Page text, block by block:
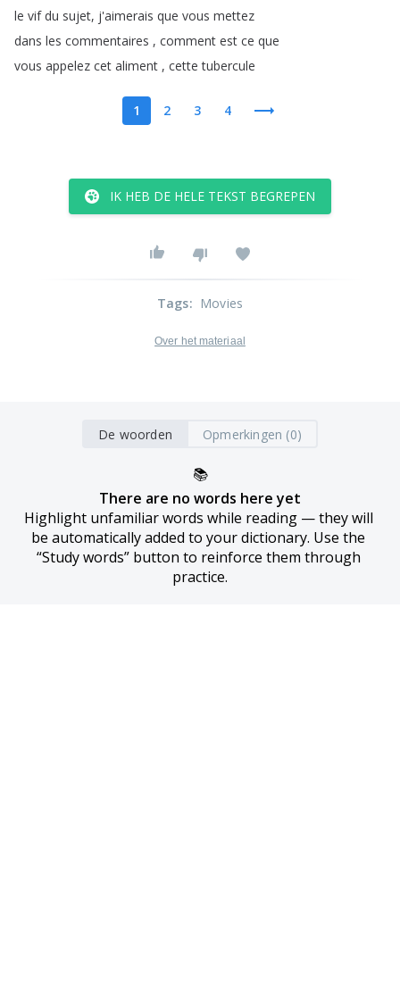
le vif du sujet, j'aimerais que vous mettez
dans les commentaires , comment est ce que
vous appelez cet aliment , cette tubercule
1 2 3 4
IK HEB DE HELE TEKST BEGREPEN
Tags: Movies
Over het materiaal
De woorden Opmerkingen (0)
📚
There are no words here yet
Highlight unfamiliar words while reading — they will
be automatically added to your dictionary. Use the
“Study words” button to reinforce them through
practice.